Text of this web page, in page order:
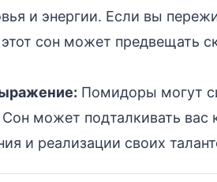
и энергии. Если вы
сон может предвещать
Помидоры могут
может подталкивать вас
и реализации своих